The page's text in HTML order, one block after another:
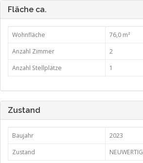
Fläche ca.
Wohnfläche
76,0 m²
Anzahl Zimmer
2
Anzahl Stellplätze
1
Zustand
Baujahr
2023
Zustand
NEUWERTIG